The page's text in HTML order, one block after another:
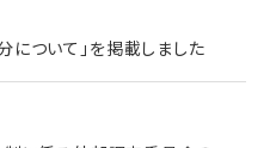
ついて」を掲載しました